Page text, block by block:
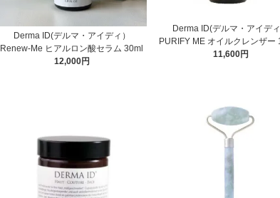
Derma ID(デルマ・アイディ）
Renew-Me ヒアルロン酸セラム 30ml
12,000円
Derma ID(デルマ・アイディ
PURIFY ME オイルクレンザー
11,600円